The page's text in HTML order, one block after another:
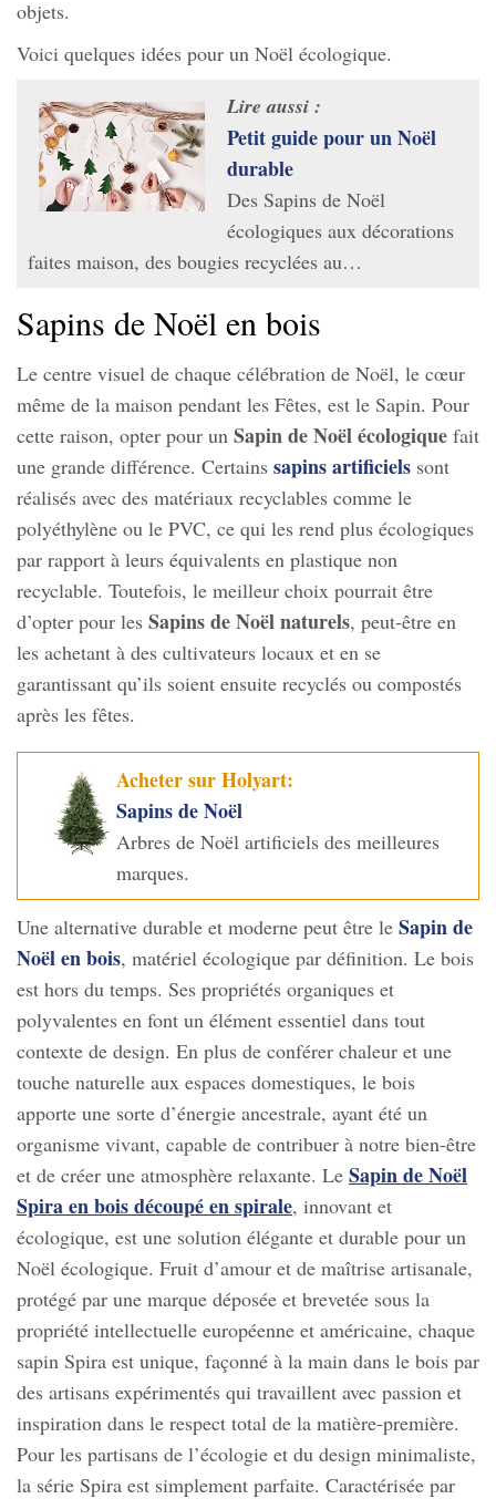
objets.
Voici quelques idées pour un Noël écologique.
Lire aussi :
Petit guide pour un Noël
durable
Des Sapins de Noël
écologiques aux décorations
faites maison, des bougies recyclées au…
Sapins de Noël en bois
Le centre visuel de chaque célébration de Noël, le cœur
même de la maison pendant les Fêtes, est le Sapin. Pour
cette raison, opter pour un Sapin de Noël écologique fait
une grande différence. Certains sapins artificiels sont
réalisés avec des matériaux recyclables comme le
polyéthylène ou le PVC, ce qui les rend plus écologiques
par rapport à leurs équivalents en plastique non
recyclable. Toutefois, le meilleur choix pourrait être
d’opter pour les Sapins de Noël naturels, peut-être en
les achetant à des cultivateurs locaux et en se
garantissant qu’ils soient ensuite recyclés ou compostés
après les fêtes.
Acheter sur Holyart:
Sapins de Noël
Arbres de Noël artificiels des meilleures
marques.
Une alternative durable et moderne peut être le Sapin de
Noël en bois, matériel écologique par définition. Le bois
est hors du temps. Ses propriétés organiques et
polyvalentes en font un élément essentiel dans tout
contexte de design. En plus de conférer chaleur et une
touche naturelle aux espaces domestiques, le bois
apporte une sorte d’énergie ancestrale, ayant été un
organisme vivant, capable de contribuer à notre bien-être
et de créer une atmosphère relaxante. Le Sapin de Noël
Spira en bois découpé en spirale, innovant et
écologique, est une solution élégante et durable pour un
Noël écologique. Fruit d’amour et de maîtrise artisanale,
protégé par une marque déposée et brevetée sous la
propriété intellectuelle européenne et américaine, chaque
sapin Spira est unique, façonné à la main dans le bois par
des artisans expérimentés qui travaillent avec passion et
inspiration dans le respect total de la matière-première.
Pour les partisans de l’écologie et du design minimaliste,
la série Spira est simplement parfaite. Caractérisée par